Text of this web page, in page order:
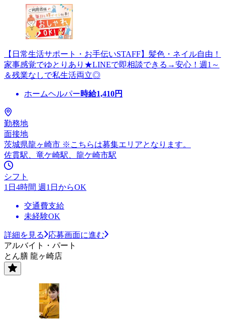
【日常生活サポート・お手伝いSTAFF】髪色・ネイル自由！
家事感覚でゆとりあり★LINEで即相談できる→安心！週1～
＆残業なしで私生活両立◎
ホームヘルパー時給1,410円
勤務地
面接地
茨城県龍ヶ崎市 ※こちらは募集エリアとなります。
佐貫駅、竜ケ崎駅、龍ケ崎市駅
シフト
1日4時間 週1日からOK
交通費支給
未経験OK
詳細を見る
応募画面に進む
アルバイト・パート
とん膳 龍ヶ崎店